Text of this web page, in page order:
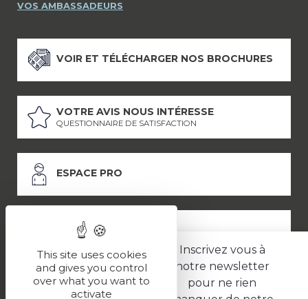
Inscrivez vous à
notre newsletter
pour ne rien
VOS AMBASSADEURS
VOIR ET TÉLÉCHARGER NOS BROCHURES
VOTRE AVIS NOUS INTÉRESSE
QUESTIONNAIRE DE SATISFACTION
ESPACE PRO
ESPACE PRESSE
LES PARTENAIRES
This site uses cookies
and gives you control
over what you want to
activate